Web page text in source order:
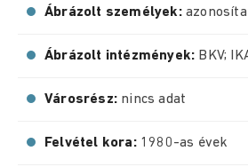
Ábrázolt személyek:
Ábrázolt intézmények: BKV;
Városrész: nincs adat
Felvétel kora: 1980-as évek